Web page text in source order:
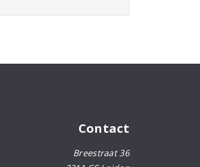
Contact
Breestraat 36